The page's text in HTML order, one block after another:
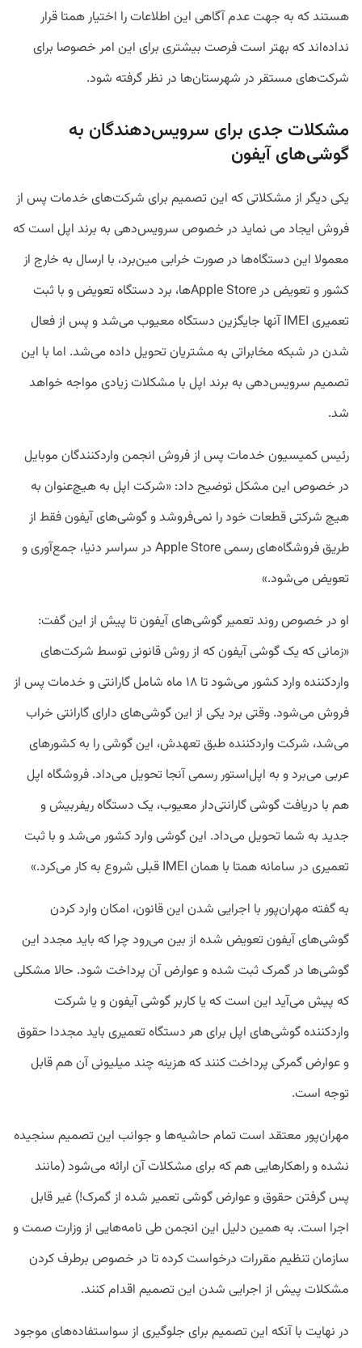
هستند که به جهت عدم آگاهی این اطلاعات را اختیار همتا قرار
نداده‌اند که بهتر است فرصت بیشتری برای این امر خصوصا برای
شرکت‌های مستقر در شهرستان‌ها در نظر گرفته شود.
مشکلات جدی برای سرویس‌دهندگان به
گوشی‌های آیفون
یکی دیگر از مشکلاتی که این تصمیم برای شرکت‌های خدمات پس از
فروش ایجاد می نماید در خصوص سرویس‌دهی به برند اپل است که
معمولا این دستگاه‌ها در صورت خرابی مین‌برد، با ارسال به خارج از
کشور و تعویض در Apple Storeها، برد دستگاه تعویض و با ثبت
تعمیری IMEI آنها جایگزین دستگاه معیوب می‌شد و پس از فعال
شدن در شبکه مخابراتی به مشتریان تحویل داده می‌شد. اما با این
تصمیم سرویس‌دهی به برند اپل با مشکلات زیادی مواجه خواهد
شد.
رئیس کمیسیون خدمات پس از فروش انجمن واردکنندگان موبایل
در خصوص این مشکل توضیح داد: «شرکت اپل به هیچ‌عنوان به
هیچ شرکتی قطعات خود را نمی‌فروشد و گوشی‌های آیفون فقط از
طریق فروشگاه‌های رسمی Apple Store در سراسر دنیا، جمع‌آوری و
تعویض می‌شود.»
او در خصوص روند تعمیر گوشی‌های آیفون تا پیش از این گفت:
«زمانی که یک گوشی آیفون که از روش قانونی توسط شرکت‌های
واردکننده وارد کشور می‌شود تا ۱۸ ماه شامل گارانتی و خدمات پس از
فروش می‌شود. وقتی برد یکی از این گوشی‌های دارای گارانتی خراب
می‌شد، شرکت واردکننده طبق تعهدش، این گوشی را به کشور‌های
عربی می‌برد و به اپل‌استور رسمی آنجا تحویل می‌داد. فروشگاه اپل
هم با دریافت گوشی گارانتی‌دار معیوب، یک دستگاه ریفربیش و
جدید به شما تحویل می‌داد. این گوشی وارد کشور می‌شد و با ثبت
تعمیری در سامانه همتا با همان IMEI قبلی شروع به کار می‌کرد.»
به گفته مهران‌پور با اجرایی شدن این قانون، امکان وارد کردن
گوشی‌های آیفون تعویض شده از بین می‌رود چرا که باید مجدد این
گوشی‌ها در گمرک ثبت شده و عوارض آن پرداخت شود. حالا مشکلی
که پیش می‌‌آید این است که یا کاربر گوشی آیفون و یا شرکت
واردکننده گوشی‌های اپل برای هر دستگاه تعمیری باید مجددا حقوق
و عوارض گمرکی پرداخت کنند که هزینه چند میلیونی آن هم قابل
توجه است.
مهران‌پور معتقد است تمام حاشیه‌ها و جوانب این تصمیم سنجیده
نشده و راهکار‌هایی هم که برای مشکلات آن ارائه می‌شود (مانند
پس گرفتن حقوق و عوارض گوشی تعمیر شده از گمرک!) غیر قابل
اجرا است. به همین دلیل این انجمن طی نامه‌هایی از وزارت صمت و
سازمان تنظیم مقررات درخواست کرده تا در خصوص برطرف کردن
مشکلات پیش از اجرایی شدن این تصمیم اقدام کنند.
در نهایت با آنکه این تصمیم برای جلوگیری از سواستفاده‌های موجود